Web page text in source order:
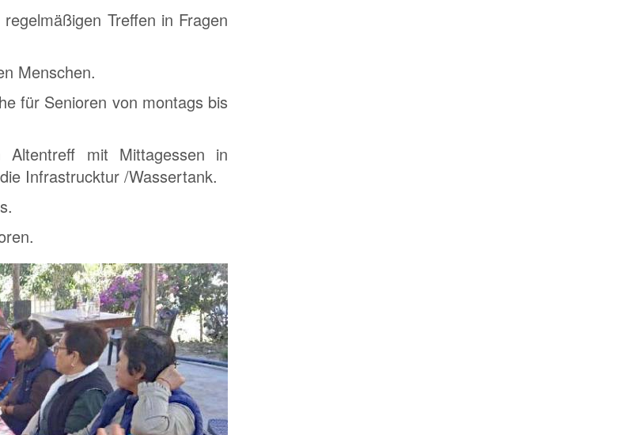
Treffen in Fragen
Menschen.
für Senioren von montags bis
Altentreff mit Mittagessen in
Infrastrucktur /Wassertank.